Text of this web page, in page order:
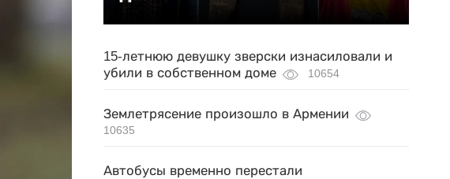
15-летнюю девушку зверски изнасиловали и
убили в собственном доме
10654
Землетрясение произошло в Армении
10635
Автобусы временно перестали